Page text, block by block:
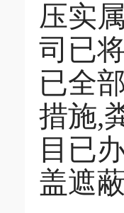
压实
司已
已全
措施,
目已
盖遮